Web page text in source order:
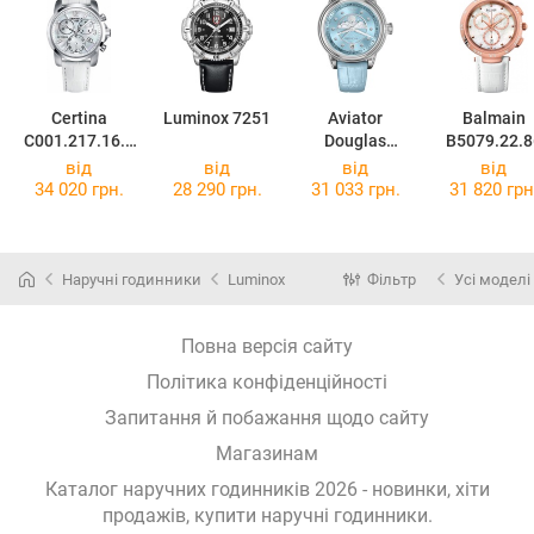
Certina
C001.217.16.1
17.00
Luminox 7251
Aviator
Douglas
Moonflight
V.1.33.0.359.4
Balmain
від
34 020 грн.
від
28 290 грн.
від
31 033 грн.
від
31 820
Наручні годинники Luminox Фільтр Усі моделі
Повна версія сайту
Політика конфіденційності
Запитання й побажання щодо сайту
Магазинам
Каталог наручних годинників 2026 - новинки, хіти
продажів, купити наручні годинники.